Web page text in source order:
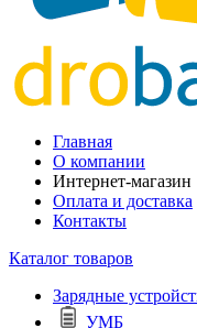
Главная
О компании
Интернет-магазин
Оплата и доставка
Контакты
Каталог товаров
Зарядные
УМБ